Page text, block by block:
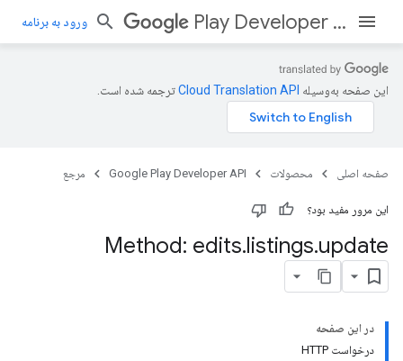
Play Developer API ورود به برنامه
این صفحه به‌وسیله ترجمه شده است.
صفحه اصلی محصولات Google Play Developer API مرجع
این مرور مفید بود؟
Method: edits.listings.update
در این صفحه
درخواست HTTP